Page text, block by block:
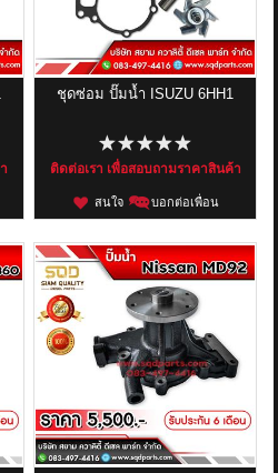
ชุดซ่อม ปั๊มน้ำ ISUZU 6HH1
ติดต่อเรา เพื่อสอบถามราคาสินค้า
สนใจ บอกต่อเพื่อน